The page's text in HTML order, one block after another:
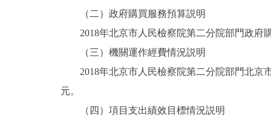
（二）政府購買服務預算説明
2018年北京市人民檢察院第二分院部門政府
（三）機關運作經費情況説明
2018年北京市人民檢察院第二分院部門北京市
元。
（四）項目支出績效目標情況説明